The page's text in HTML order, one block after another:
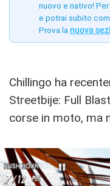
nuovo e nativo!
e potrai subito
Prova la nuova
Chillingo ha
Streetbije: Full
corse in moto, ma